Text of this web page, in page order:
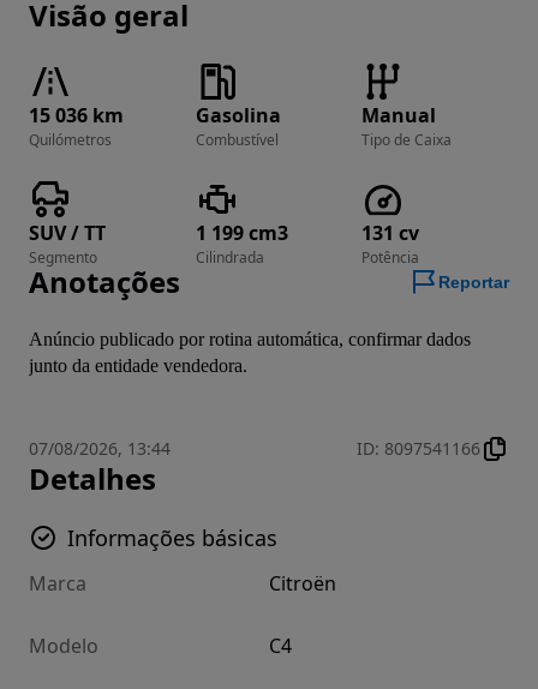
Visão geral
15 036 km
Quilómetros
Gasolina
Combustível
Manual
Tipo de Caixa
SUV / TT
Segmento
1 199 cm3
Cilindrada
131 cv
Potência
Anotações Reportar
Anúncio publicado por rotina automática, confirmar dados
junto da entidade vendedora.
07/08/2026, 13:44 ID: 8097541166
Detalhes
Informações básicas
Marca Citroën
Modelo C4